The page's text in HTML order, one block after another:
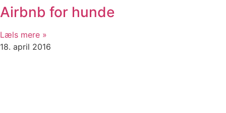
Airbnb for hunde
Læls mere »
18. april 2016